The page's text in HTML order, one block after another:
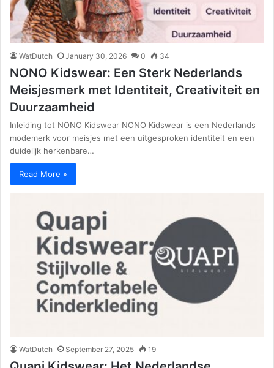
WatDutch January 30, 2026 0 34
NONO Kidswear: Een Sterk Nederlands
Meisjesmerk met Identiteit, Creativiteit en
Duurzaamheid
Inleiding tot NONO Kidswear NONO Kidswear is een Nederlands
modemerk voor meisjes met een uitgesproken identiteit en een
duidelijk herkenbare…
Read More »
WatDutch September 27, 2025 19